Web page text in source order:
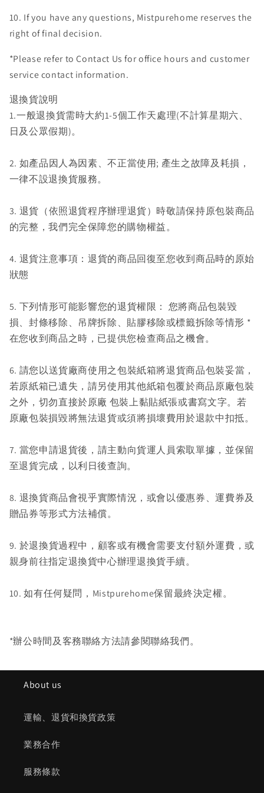
10. If you have any questions, Mistpurehome reserves the
right of final decision.
*Please refer to Contact Us for office hours and customer
service contact information.
退換貨說明
1.一般退換貨需時大約1-5個工作天處理(不計算星期六、
日及公眾假期)。
2. 如產品因人為因素、不正當使用; 產生之故障及耗損，
一律不設退換貨服務。
3. 退貨（依照退貨程序辦理退貨）時敬請保持原包裝商品
的完整，我們完全保障您的購物權益。
4. 退貨注意事項：退貨的商品回復至您收到商品時的原始
狀態
5. 下列情形可能影響您的退貨權限： 您將商品包裝毀
損、封條移除、吊牌拆除、貼膠移除或標籤拆除等情形 *
在您收到商品之時，已提供您檢查商品之機會。
6. 請您以送貨廠商使用之包裝紙箱將退貨商品包裝妥當，
若原紙箱已遺失，請另使用其他紙箱包覆於商品原廠包裝
之外，切勿直接於原廠 包裝上黏貼紙張或書寫文字。若
原廠包裝損毀將無法退貨或須將損壞費用於退款中扣抵。
7. 當您申請退貨後，請主動向貨運人員索取單據，並保留
至退貨完成，以利日後查詢。
8. 退換貨商品會視乎實際情況，或會以優惠券、運費券及
贈品券等形式方法補償。
9. 於退換貨過程中，顧客或有機會需要支付額外運費，或
親身前往指定退換貨中心辦理退換貨手續。
10.如有任何疑問，Mistpurehome保留最終決定權。
*辦公時間及客務聯絡方法請參閱聯絡我們。
About us
運輸、退貨和換貨政策
業務合作
服務條款